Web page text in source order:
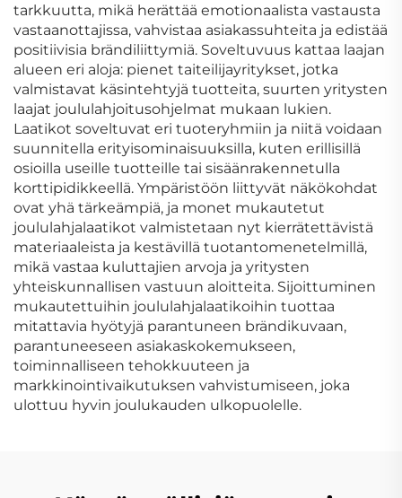
tarkkuutta, mikä herättää emotionaalista vastausta
vastaanottajissa, vahvistaa asiakassuhteita ja edistää
positiivisia brändiliittymiä. Soveltuvuus kattaa laajan
alueen eri aloja: pienet taiteilijayritykset, jotka
valmistavat käsintehtyjä tuotteita, suurten yritysten
laajat joululahjoitusohjelmat mukaan lukien.
Laatikot soveltuvat eri tuoteryhmiin ja niitä voidaan
suunnitella erityisominaisuuksilla, kuten erillisillä
osioilla useille tuotteille tai sisäänrakennetulla
korttipidikkeellä. Ympäristöön liittyvät näkökohdat
ovat yhä tärkeämpiä, ja monet mukautetut
joululahjalaatikot valmistetaan nyt kierrätettävistä
materiaaleista ja kestävillä tuotantomenetelmillä,
mikä vastaa kuluttajien arvoja ja yritysten
yhteiskunnallisen vastuun aloitteita. Sijoittuminen
mukautettuihin joululahjalaatikoihin tuottaa
mitattavia hyötyjä parantuneen brändikuvaan,
parantuneeseen asiakaskokemukseen,
toiminnalliseen tehokkuuteen ja
markkinointivaikutuksen vahvistumiseen, joka
ulottuu hyvin joulukauden ulkopuolelle.